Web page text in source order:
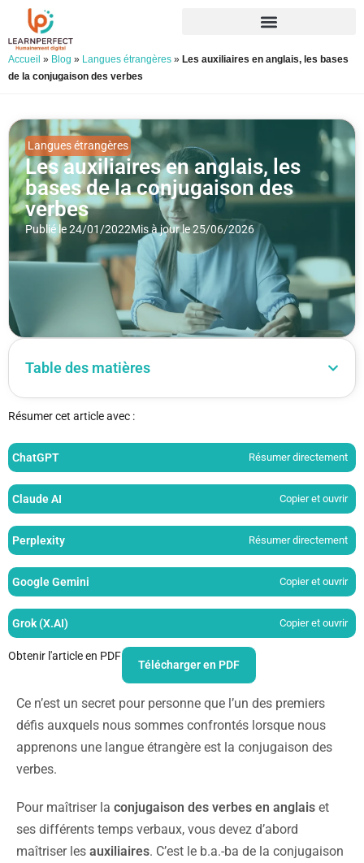
Accueil » Blog » Langues étrangères » Les auxiliaires en anglais, les bases
de la conjugaison des verbes
Langues étrangères
Les auxiliaires en anglais, les
bases de la conjugaison des
verbes
Publié le 24/01/2022Mis à jour le 25/06/2026
Table des matières
Résumer cet article avec :
ChatGPT Résumer directement
Claude AI Copier et ouvrir
Perplexity Résumer directement
Google Gemini Copier et ouvrir
Grok (X.AI) Copier et ouvrir
Obtenir l'article en PDF
Télécharger en PDF
Ce n’est un secret pour personne que l’un des premiers
défis auxquels nous sommes confrontés lorsque nous
apprenons une langue étrangère est la conjugaison des
verbes.
Pour maîtriser la conjugaison des verbes en anglais et
ses différents temps verbaux, vous devez d’abord
maîtriser les auxiliaires. C’est le b.a.-ba de la conjugaison